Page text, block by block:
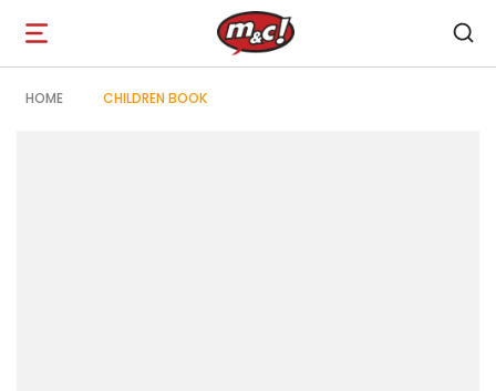
Open
navigation
HOME CHILDREN BOOK